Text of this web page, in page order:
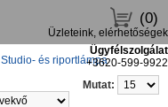
(0)
Üzleteink, elérhetőségek
Ügyfélszolgálat
+3620-599-9922
Studio- és riportlámpa
Mutat: